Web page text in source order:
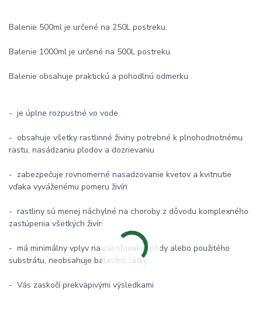
Balenie 500ml je určené na 250L postreku.
Balenie 1000ml je určené na 500L postreku.
Balenie obsahuje praktickú a pohodlnú odmerku
- je úplne rozpustné vo vode
- obsahuje všetky rastlinné živiny potrebné k plnohodnotnému
rastu, nasádzaniu plodov a dozrievaniu
- zabezpečuje rovnomerné nasadzovanie kvetov a kvitnutie
vďaka vyváženému pomeru živín
- rastliny sú menej náchylné na choroby z dôvodu komplexného
zastúpenia všetkých živín
- má minimálny vplyv na zasoľovanie pôdy alebo použitého
substrátu, neobsahuje balastné látky
- Vás zaskočí prekvapivými výsledkami